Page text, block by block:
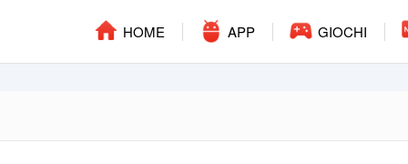
HOME APP GIOCHI